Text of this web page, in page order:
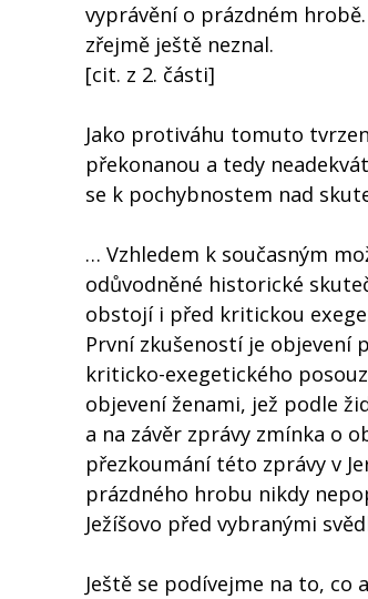
vyprávění o prázdném
zřejmě ještě neznal.
[cit. z 2. části]
Jako protiváhu tomuto
překonanou a tedy
se k pochybnostem nad
… Vzhledem k současným
odůvodněné historické
obstojí i před kritickou
První zkušeností je objevení
kriticko-exegetického
objevení ženami, jež podle
a na závěr zprávy zmínka o
přezkoumání této zprávy v
prázdného hrobu nikdy
Ježíšovo před vybranými
Ještě se podívejme na to, co